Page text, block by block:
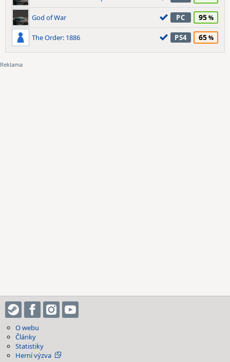
God of War PC 95
The Order: 1886 PS4 65
O webu
Články
Statistiky
Herní výzva